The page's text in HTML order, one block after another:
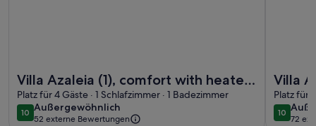
Villa Azaleia (1), comfort with heated
pool
Platz für 4 Gäste · 1 Schlafzimmer · 1 Badezimmer
1010 von 10
Außergewöhnlich
außergewöhnlich
52 externe Bewertungen
Villa
Platz für
1010 von
72